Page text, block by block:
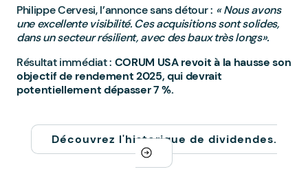
Philippe Cervesi, l’annonce sans détour : « Nous avons
une excellente visibilité. Ces acquisitions sont solides,
dans un secteur résilient, avec des baux très longs».
Résultat immédiat : CORUM USA revoit à la hausse son
objectif de rendement 2025, qui devrait
potentiellement dépasser 7 %.
Découvrez l'historique de dividendes.